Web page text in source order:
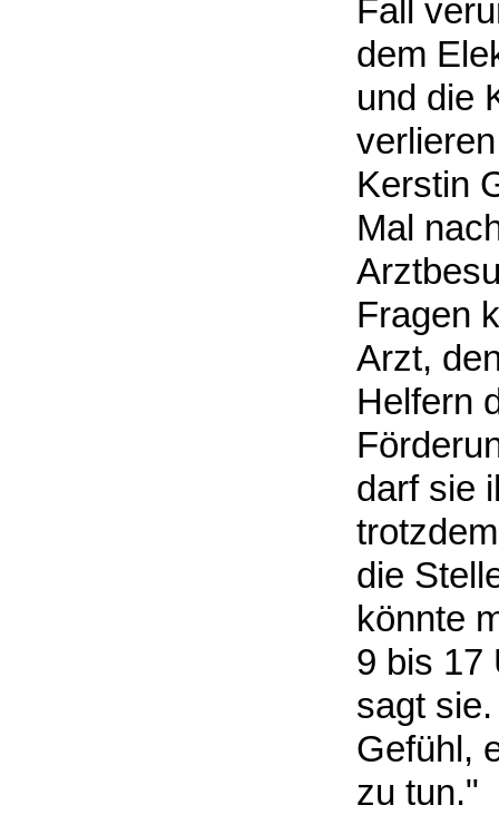
Fall
dem
und die
Kerstin
Mal
Fragen
Arzt,
Helfern
darf sie
die
könnte
9 bis 17
sagt
Gefühl,
zu tun."